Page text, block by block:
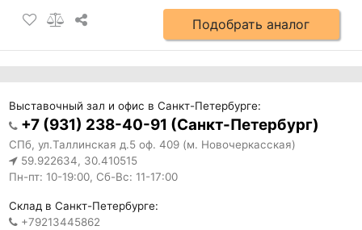
Подобрать аналог
Выставочный зал и офис в Санкт-Петербурге:
+7 (931) 238-40-91 (Санкт-Петербург)
СПб, ул.Таллинская д.5 оф. 409 (м. Новочеркасская)
59.922634, 30.410515
Пн-пт: 10-19:00, Сб-Вс: 11-17:00
Склад в Санкт-Петербурге:
+79213445862